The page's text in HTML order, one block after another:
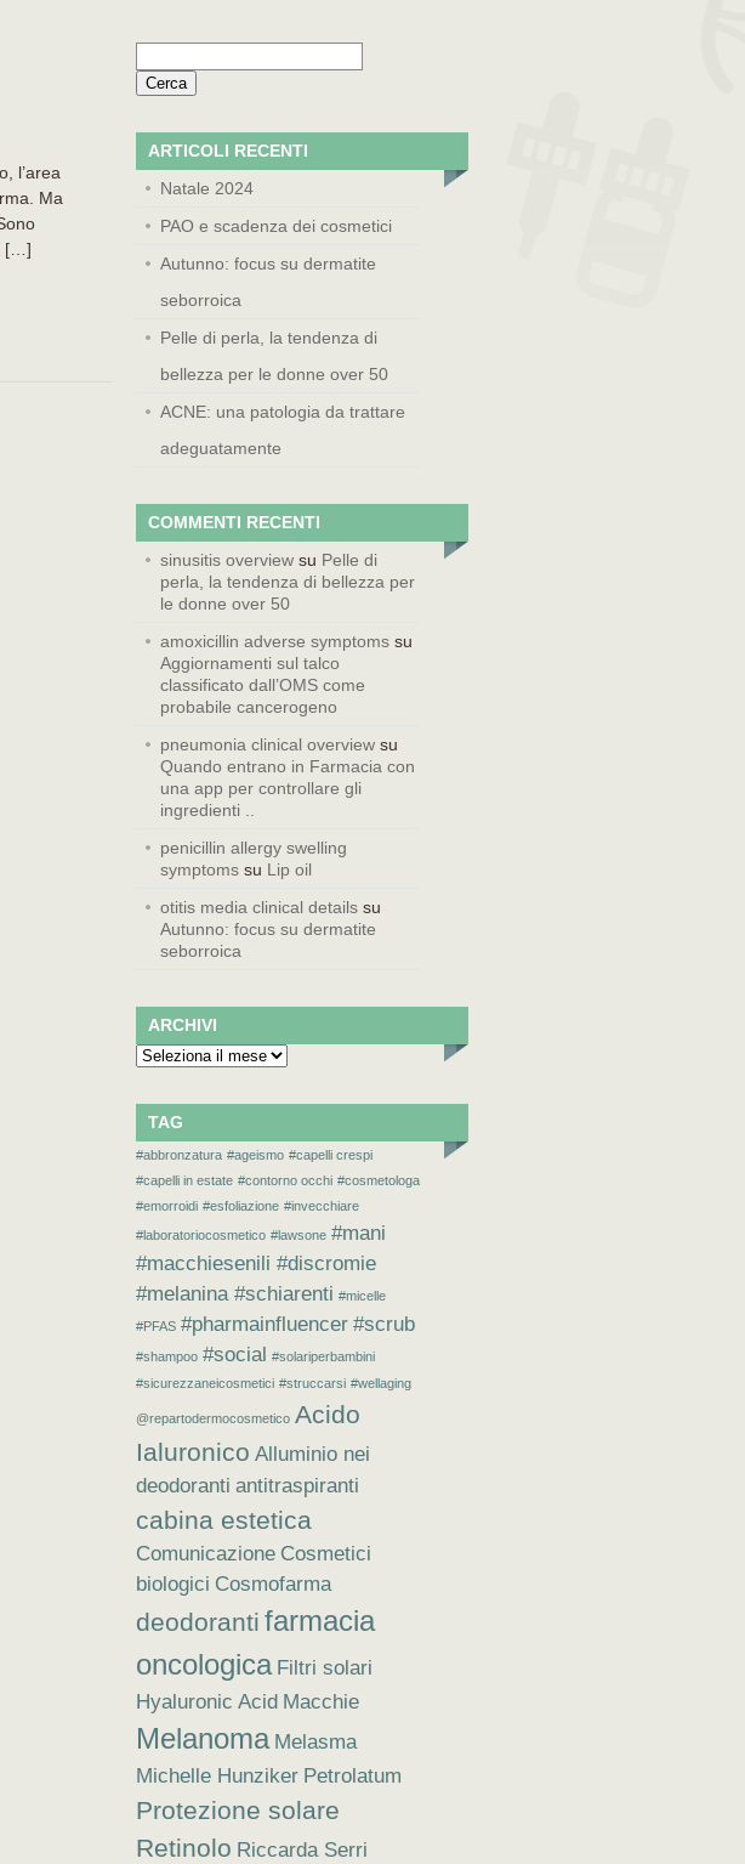
l’area
Ma
[…]
per:
ARTICOLI RECENTI
Natale 2024
PAO e scadenza dei cosmetici
Autunno: focus su dermatite
seborroica
Pelle di perla, la tendenza di
bellezza per le donne over 50
ACNE: una patologia da trattare
adeguatamente
COMMENTI RECENTI
sinusitis overview su Pelle di
perla, la tendenza di bellezza per
le donne over 50
amoxicillin adverse symptoms su
Aggiornamenti sul talco
classificato dall’OMS come
probabile cancerogeno
pneumonia clinical overview su
Quando entrano in Farmacia con
una app per controllare gli
ingredienti ..
penicillin allergy swelling
symptoms su Lip oil
otitis media clinical details su
Autunno: focus su dermatite
seborroica
ARCHIVI
Archivi
TAG
#abbronzatura #ageismo #capelli crespi
#capelli in estate #contorno occhi #cosmetologa
#emorroidi #esfoliazione #invecchiare
#laboratoriocosmetico #lawsone #mani
#macchiesenili #discromie
#melanina #schiarenti #micelle
#PFAS #pharmainfluencer #scrub
#shampoo #social #solariperbambini
#sicurezzaneicosmetici #struccarsi #wellaging
@repartodermocosmetico Acido
Ialuronico Alluminio nei
deodoranti antitraspiranti
cabina estetica
Comunicazione Cosmetici
biologici Cosmofarma
deodoranti farmacia
oncologica Filtri solari
Hyaluronic Acid Macchie
Melanoma Melasma
Michelle Hunziker Petrolatum
Protezione solare
Retinolo Riccarda Serri